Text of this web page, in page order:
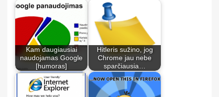
Kam daugiausiai
naudojamas Google
[humoras]
Hitleris sužino, jog
Chrome jau nebe
sparčiausia…